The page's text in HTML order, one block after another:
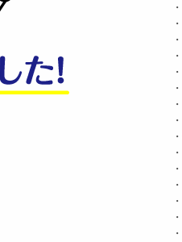
・
・
・
・
・
・
・
・
・
・
・
・
・
・
・